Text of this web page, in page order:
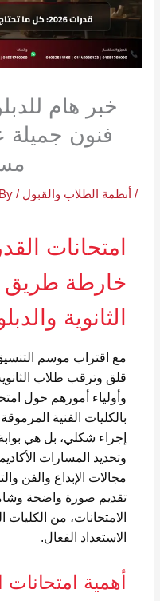
خبر هام
/ أنظمة الطلاب والقبول / By
خارطة طريق
الثانوية
قلق وترقب طلاب
وأولياء أمورهم حول
بالكليات الفنية
إجراء شكلي، بل هي
وتحديد المسارات
مجالات الإبداع والفن
تقديم صورة واضحة
الامتحانات، من
الاستعداد الفعال.
أهمية